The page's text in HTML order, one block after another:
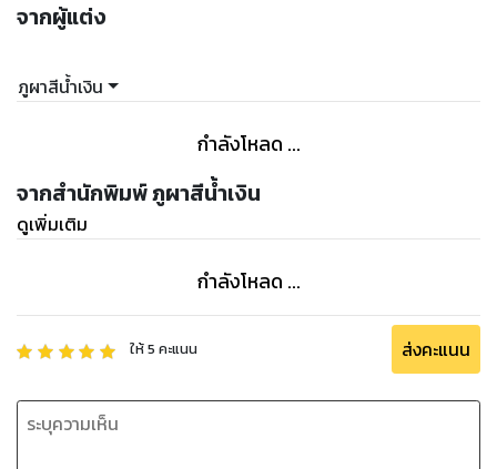
จากผู้แต่ง
ภูผาสีน้ำเงิน
กำลังโหลด ...
จากสำนักพิมพ์ ภูผาสีน้ำเงิน
ดูเพิ่มเติม
กำลังโหลด ...
ให้5 คะแนน ส่งคะแนน